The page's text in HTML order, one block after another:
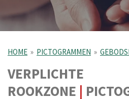
HOME » PICTOGRAMMEN »
VERPLICHTE
ROOKZONE |